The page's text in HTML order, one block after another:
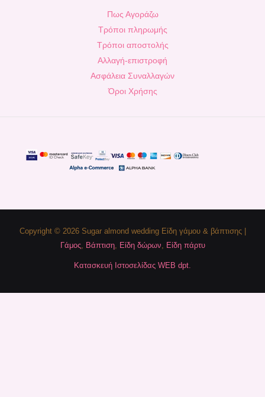
Πως Αγοράζω
Τρόποι πληρωμής
Τρόποι αποστολής
Αλλαγή-επιστροφή
Ασφάλεια Συναλλαγών
Όροι Χρήσης
Copyright © 2026 Sugar almond wedding Είδη γάμου & βάπτισης |
Γάμος, Βάπτιση, Είδη δώρων Είδη πάρτυ
Κατασκευή Ιστοσελίδας WEB dpt.